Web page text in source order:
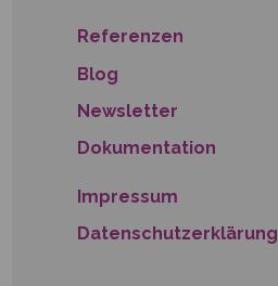
Referenzen
Blog
Newsletter
Dokumentation
Impressum
Datenschutzerklärung